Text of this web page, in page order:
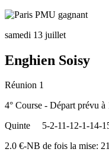
samedi 13 juillet
Enghien Soisy
Réunion 1
4° Course - Départ prévu à
Quinte
5-2-11-12-1-14-
2.0 €-NB de fois la mise: 21